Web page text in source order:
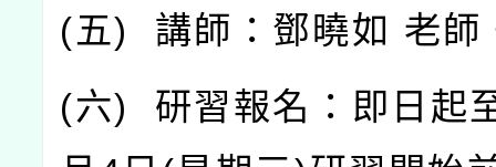
(五) 講師：鄧曉如 老師
(六) 研習報名：即日起